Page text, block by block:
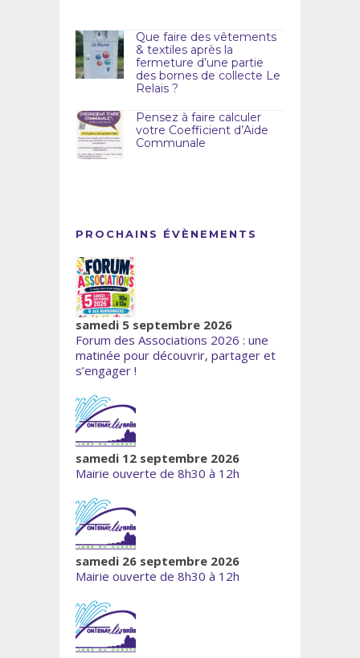
Que faire des vêtements
& textiles après la
fermeture d’une partie
des bornes de collecte Le
Relais ?
Pensez à faire calculer
votre Coefficient d’Aide
Communale
PROCHAINS ÉVÈNEMENTS
samedi 5 septembre 2026
Forum des Associations 2026 : une
matinée pour découvrir, partager et
s’engager !
samedi 12 septembre 2026
Mairie ouverte de 8h30 à 12h
samedi 26 septembre 2026
Mairie ouverte de 8h30 à 12h